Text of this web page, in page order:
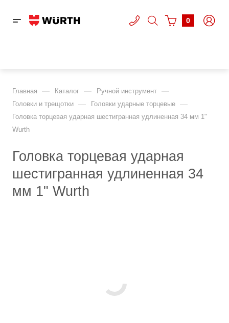
0
Главная — Каталог — Ручной инструмент —
Головки и трещотки — Головки ударные торцевые —
Головка торцевая ударная шестигранная удлиненная 34 мм 1"
Wurth
Головка торцевая ударная
шестигранная удлиненная 34
мм 1" Wurth